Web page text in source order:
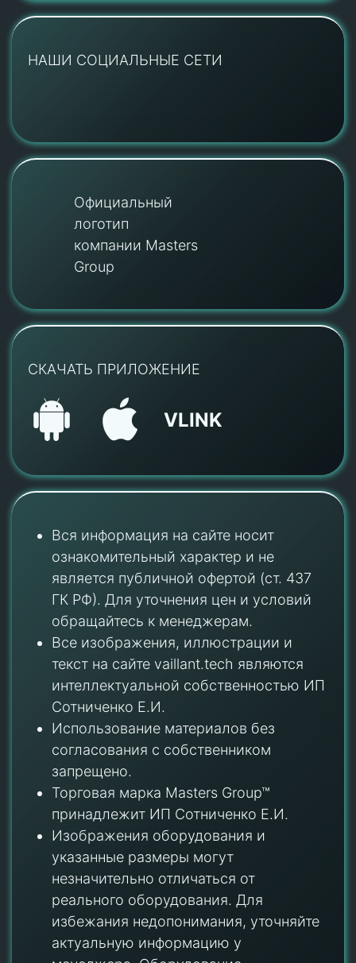
НАШИ СОЦИАЛЬНЫЕ СЕТИ
Официальный
логотип
компании Masters
Group
СКАЧАТЬ ПРИЛОЖЕНИЕ
VLINK
Вся информация на сайте носит
ознакомительный характер и не
является публичной офертой (ст. 437
ГК РФ). Для уточнения цен и условий
обращайтесь к менеджерам.
Все изображения, иллюстрации и
текст на сайте vaillant.tech являются
интеллектуальной собственностью ИП
Сотниченко Е.И.
Использование материалов без
согласования с собственником
запрещено.
Торговая марка Masters Group™
принадлежит ИП Сотниченко Е.И.
Изображения оборудования и
указанные размеры могут
незначительно отличаться от
реального оборудования. Для
избежания недопонимания, уточняйте
актуальную информацию у